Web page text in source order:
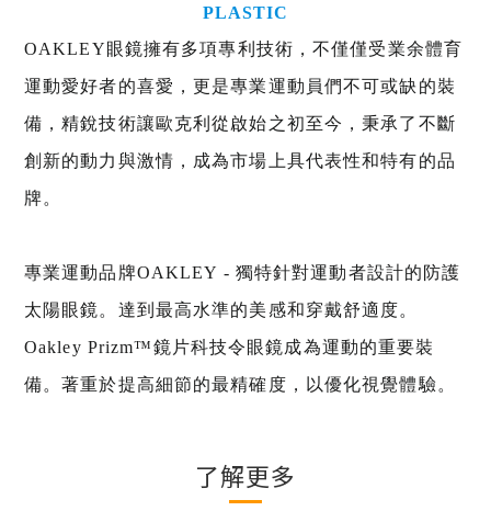
PLASTIC
OAKLEY眼鏡擁有多項專利技術，不僅僅受業余體育
運動愛好者的喜愛，更是專業運動員們不可或缺的裝
備，精銳技術讓歐克利從啟始之初至今，秉承了不斷
創新的動力與激情，成為市場上具代表性和特有的品
牌。
專業運動品牌OAKLEY - 獨特針對運動者設計的防護
太陽眼鏡。達到最高水準的美感和穿戴舒適度。
Oakley Prizm™鏡片科技令眼鏡成為運動的重要裝
備。著重於提高細節的最精確度，以優化視覺體驗。
了解更多